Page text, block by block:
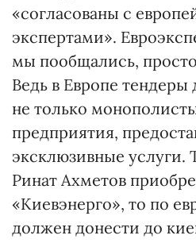
«согласованы с
экспертами».
мы пообщались,
Ведь в Европе
не только
предприятия,
эксклюзивные услуги.
Ринат Ахметов
«Киевэнерго», то по
должен донести до